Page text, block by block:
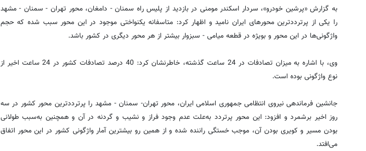
به گزارش «پرشین خودرو»، سردار اسکندر مومنی در بازدید از پلیس راه سمنان - دامغان، محور تهران - سمنان - مشهد
را یکی از پرترددترین محورهای ایران نامید و اظهار کرد: متاسفانه یکنواختی موجود در این محور سبب شده که حجم
واژگونی‌ها در این محور و بویژه در قطعه میامی - سبزوار بیشتر از هر محور دیگری در کشور باشد.
وی، با اشاره به میزان تصادفات در 24 ساعت گذشته، خاطرنشان کرد: 40 درصد تصادفات کشور در 24 ساعت اخیر از
نوع واژگونی بوده است.
جانشین فرماندهی نیروی انتظامی جمهوری اسلامی ایران، محور تهران- سمنان - مشهد را پرترددترین محور کشور در سه
روز اخیر برشمرد و افزود: این محور پرتردد به‌علت عدم وجود فراز و نشیب و گردنه در آن و همچنین به‌سبب طولانی
بودن مسیر و کویری بودن آن، موجب خستگی راننده شده و از همین رو بیشترین آمار واژگونی کشور در این محور اتفاق
می‌افتد.